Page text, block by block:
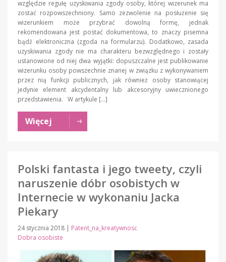
względzie regułę uzyskiwania zgody osoby, której wizerunek ma
zostać rozpowszechniony. Samo zezwolenie na posłużenie się
wizerunkiem może przybrać dowolną formę, jednak
rekomendowana jest postać dokumentowa, to znaczy pisemna
bądź elektroniczna (zgoda na formularzu). Dodatkowo, zasada
uzyskiwania zgody nie ma charakteru bezwzględnego i zostały
ustanowione od niej dwa wyjątki: dopuszczalne jest publikowanie
wizerunku osoby powszechnie znanej w związku z wykonywaniem
przez nią funkcji publicznych, jak również osoby stanowiącej
jedynie element akcydentalny lub akcesoryjny uwiecznionego
przedstawienia. W artykule […]
Więcej
Polski fantasta i jego tweety, czyli
naruszenie dóbr osobistych w
Internecie w wykonaniu Jacka
Piekary
24 stycznia 2018 | Patent_na_kreatywnosc
Dobra osobiste